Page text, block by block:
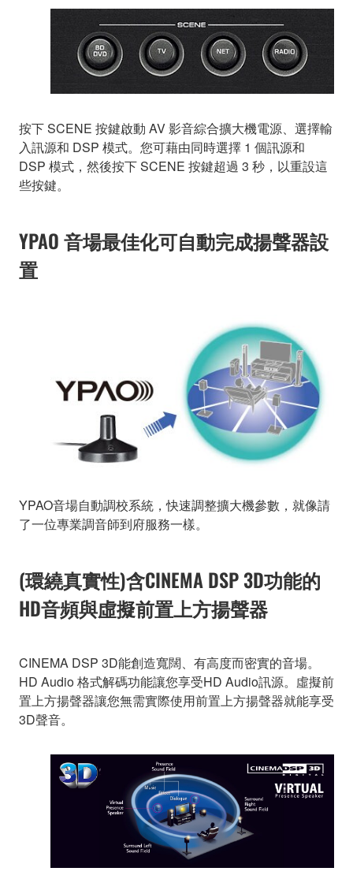
按下 SCENE 按鍵啟動 AV 影音綜合擴大機電源、選擇輸
入訊源和 DSP 模式。您可藉由同時選擇 1 個訊源和
DSP 模式，然後按下 SCENE 按鍵超過 3 秒，以重設這
些按鍵。
YPAO 音場最佳化可自動完成揚聲器設
置
YPAO音場自動調校系統，快速調整擴大機參數，就像請
了一位專業調音師到府服務一樣。
(環繞真實性)含CINEMA DSP 3D功能的
HD音頻與虛擬前置上方揚聲器
CINEMA DSP 3D能創造寬闊、有高度而密實的音場。
HD Audio 格式解碼功能讓您享受HD Audio訊源。虛擬前
置上方揚聲器讓您無需實際使用前置上方揚聲器就能享受
3D聲音。